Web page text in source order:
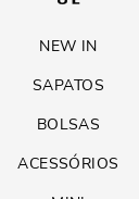
NEW IN
SAPATOS
BOLSAS
ACESSÓRIOS